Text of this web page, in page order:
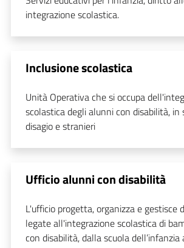
integrazione scolastica.
Inclusione scolastica
Unità Operativa che si occupa
scolastica degli alunni con disabilità, in
disagio e stranieri
Ufficio alunni con disabilità
L'ufficio progetta, organizza e gestisce
legate all'integrazione scolastica di
con disabilità, dalla scuola dell’infanzia